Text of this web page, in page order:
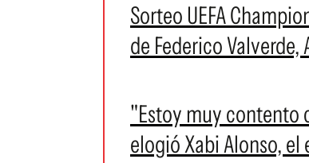
Sorteo UEFA
de Federico
"Estoy muy contento
elogió Xabi Alonso,